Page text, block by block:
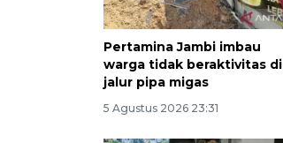
Pertamina Jambi imbau
warga tidak beraktivitas di
jalur pipa migas
5 Agustus 2026 23:31